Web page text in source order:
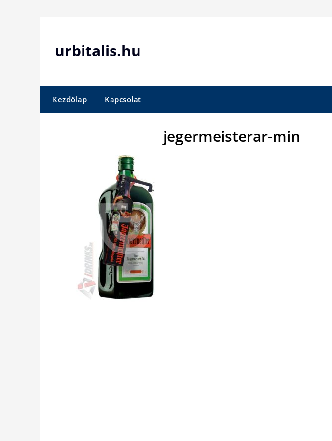
urbitalis.hu
Kezdőlap Kapcsolat
jegermeisterar-min